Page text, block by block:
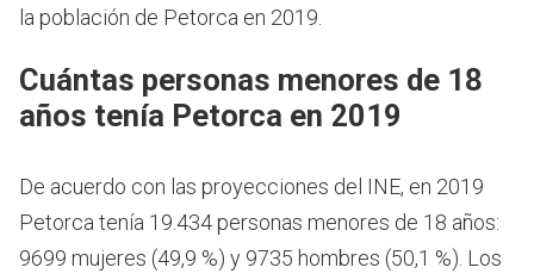
la población de Petorca en 2019.
Cuántas personas menores de 18
años tenía Petorca en 2019
De acuerdo con las proyecciones del INE, en 2019
Petorca tenía 19.434 personas menores de 18 años:
9699 mujeres (49,9 %) y 9735 hombres (50,1 %). Los